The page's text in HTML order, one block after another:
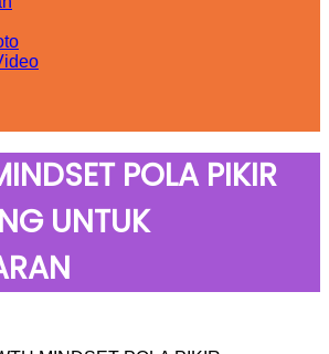
POLA PIKIR
UNTUK